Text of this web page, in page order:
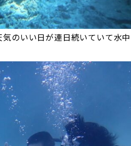
のいい日が連日続いていて水